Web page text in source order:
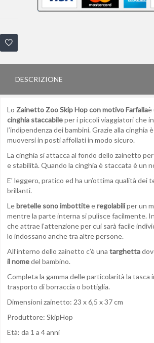
DESCRIZIONE
Lo Zainetto Zoo Skip Hop con motivo Farfallaè
cinghia staccabileper i piccoli viaggiatori che
l’indipendenza dei bambini. Grazie alla cinghia
muoversi in posti affollati in modo sicuro.
La cinghia si attacca al fondo dello zainetto
e stabilità. Quando la cinghia è staccata è un
E' leggero, pratico ed ha un’ottima qualità dei
brillanti.
Lebretelle sono imbottiteeregolabiliper un
mentre la parte interna si pulisce facilmente.
che attrae l’attenzione per cui sarà facile
lo indossano anche tra altre persone.
All’interno dello zainetto c’è unatarghetta
il nomedel bambino.
Completa la gamma delle particolarità la tasca
trasporto di borraccia o bottiglia.
Dimensioni zainetto: 23 x 6,5 x 37 cm
Produttore: SkipHop
Età: da 1 a 4 anni